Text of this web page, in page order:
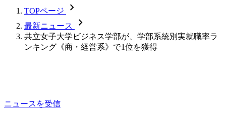
TOPページ chevron_forward
最新ニュース chevron_forward
共立女子大学ビジネス学部が、学部系統別実就職率ラ
ンキング《商・経営系》で1位を獲得
ニュースを受信